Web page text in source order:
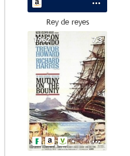
Rey de reyes
7.3
1962